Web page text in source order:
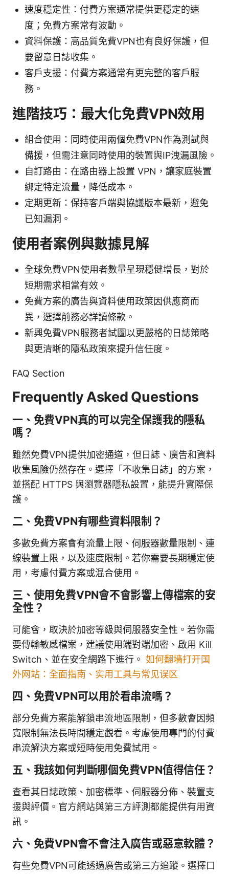
速度穩定性：付費方案通常提供更穩定的速
度；免費方案常有波動。
資料保護：高品質免費VPN也有良好保護，但
要留意日誌收集。
客戶支援：付費方案通常有更完整的客戶服
務。
進階技巧：最大化免費VPN效用
組合使用：同時使用兩個免費VPN作為測試與
備援，但需注意同時使用的裝置與IP洩漏風險。
自訂路由：在路由器上設置 VPN，讓家庭裝置
綁定特定流量，降低成本。
定期更新：保持客戶端與協議版本最新，避免
已知漏洞。
使用者案例與數據見解
全球免費VPN使用者數量呈現穩健增長，對於
短期需求相當有效。
免費方案的廣告與資料使用政策因供應商而
異，選擇前務必詳讀條款。
新興免費VPN服務者試圖以更嚴格的日誌策略
與更清晰的隱私政策來提升信任度。
FAQ Section
Frequently Asked Questions
一、免費VPN真的可以完全保護我的隱私
嗎？
雖然免費VPN提供加密通道，但日誌、廣告和資料
收集風險仍然存在。選擇「不收集日誌」的方案，
並搭配 HTTPS 與瀏覽器隱私設置，能提升實際保
護。
二、免費VPN有哪些資料限制？
多數免費方案會有流量上限、伺服器數量限制、連
線裝置上限，以及速度限制。若你需要長期穩定使
用，考慮付費方案或混合使用。
三、使用免費VPN會不會影響上傳檔案的安
全性？
可能會，取決於加密等級與伺服器安全性。若你需
要傳輸敏感檔案，建議使用端對端加密、啟用 Kill
Switch、並在安全網路下進行。 如何翻墙打开国
外网站：全面指南、实用工具与常见误区
四、免費VPN可以用於看串流嗎？
部分免費方案能解鎖串流地區限制，但多數會因頻
寬限制無法長時間穩定觀看。考慮使用專門的付費
串流解決方案或短時使用免費試用。
五、我該如何判斷哪個免費VPN值得信任？
查看其日誌政策、加密標準、伺服器分佈、裝置支
援與評價。官方網站與第三方評測都能提供有用資
訊。
六、免費VPN會不會注入廣告或惡意軟體？
有些免費VPN可能透過廣告或第三方追蹤。選擇口